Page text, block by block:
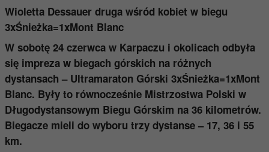
Wioletta Dessauer druga wśród kobiet w biegu
3xŚnieżka=1xMont Blanc
W sobotę 24 czerwca w Karpaczu i okolicach odbyła
się impreza w biegach górskich na różnych
dystansach – Ultramaraton Górski 3xŚnieżka=1xMont
Blanc. Były to równocześnie Mistrzostwa Polski w
Długodystansowym Biegu Górskim na 36 kilometrów.
Biegacze mieli do wyboru trzy dystanse – 17, 36 i 55
km.